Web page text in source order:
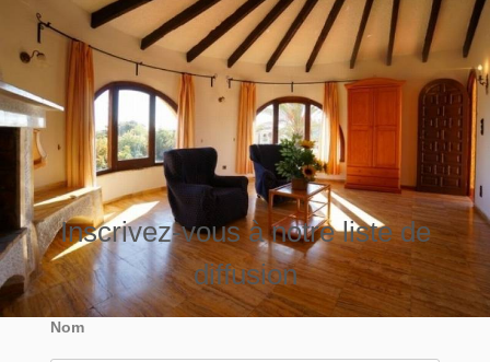
Inscrivez-vous à notre liste de
diffusion
Nom